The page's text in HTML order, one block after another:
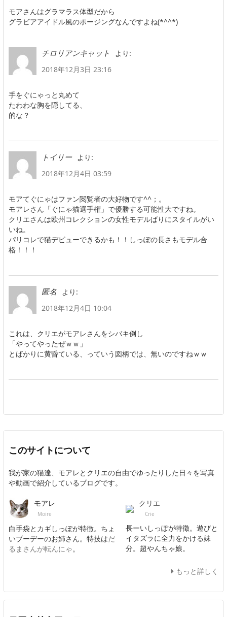
モアさんはグラマラス体型だから
グラビアアイドル風のポージングなんですよね(*^^*)
チロリアンキャット
より:
2018年12月3日 23:16
手をぐにゃっと丸めて
たわわな胸を隠してる、
的な？
トイリー
より:
2018年12月4日 03:59
モアてぐにゃはファン閲覧者の大好物です^^；。
モアレさん「ぐにゃ猫選手権」で優勝する可能性大ですね。
クリエさんは欧州コレクションの女性モデルばりにスタイルがい
いね。
パリコレで猫デビューできるかも！！しっぽの長さもモデル合
格！！！
匿名
より:
2018年12月4日 10:04
これは、クリエがモアレさんをシバキ倒し
「やってやったぜｗｗ」
とばかりに黄昏ている、っていう図柄では、無いのですねｗｗ
このサイトについて
我が家の猫達、モアレとクリエの自由でゆったりした日々を写真
や動画で紹介しているブログです。
モアレ
Moire
白手袋とカギしっぽが特徴。ちょ
いブーデーのお姉さん。特技はだ
るまさんが転んにゃ。
クリエ
Crie
長ーいしっぽが特徴。遊びと
イタズラに全力をかける妹
分。超やんちゃ娘。
もっと詳しく